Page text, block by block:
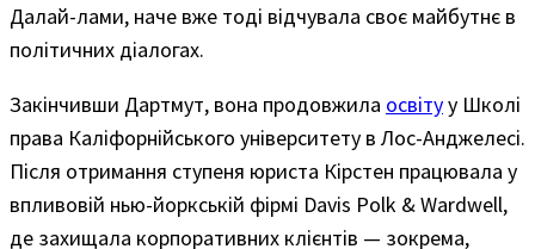
Далай-лами, наче вже тоді відчувала своє майбутнє в
політичних діалогах.
Закінчивши Дартмут, вона продовжила освітуу Школі
права Каліфорнійського університету в Лос-Анджелесі.
Після отримання ступеня юриста Кірстен працювала у
впливовій нью-йоркській фірмі Davis Polk & Wardwell,
де захищала корпоративних клієнтів — зокрема,